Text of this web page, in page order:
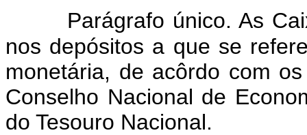
Parágrafo único. As
nos depósitos a que se
monetária, de acôrdo com
Conselho Nacional de
do Tesouro Nacional.